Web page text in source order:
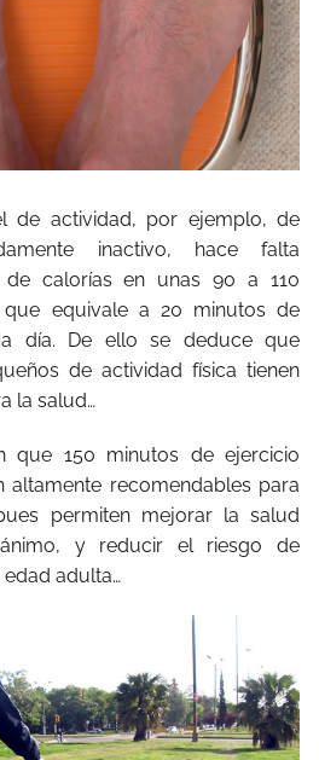
de actividad, por ejemplo, de
inactivo, hace falta
de calorías en unas 90 a 110
equivale a 20 minutos de
día. De ello se deduce que
de actividad física tienen
la salud…
que 150 minutos de ejercicio
altamente recomendables para
permiten mejorar la salud
y reducir el riesgo de
edad adulta…